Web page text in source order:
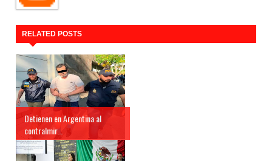
RELATED POSTS
Detienen en Argentina al
contralmir...